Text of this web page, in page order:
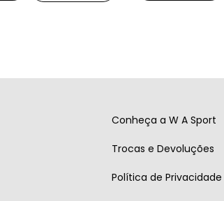
Conheça a W A Sport
Trocas e Devoluções
Política de Privacidade